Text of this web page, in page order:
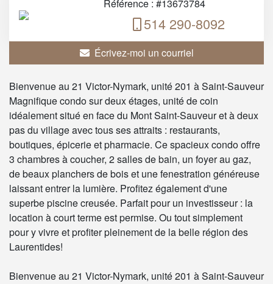
Référence : #13673784
514 290-8092
Écrivez-moi un courriel
Bienvenue au 21 Victor-Nymark, unité 201 à Saint-Sauveur
Magnifique condo sur deux étages, unité de coin
idéalement situé en face du Mont Saint-Sauveur et à deux
pas du village avec tous ses attraits : restaurants,
boutiques, épicerie et pharmacie. Ce spacieux condo offre
3 chambres à coucher, 2 salles de bain, un foyer au gaz,
de beaux planchers de bois et une fenestration généreuse
laissant entrer la lumière. Profitez également d'une
superbe piscine creusée. Parfait pour un investisseur : la
location à court terme est permise. Ou tout simplement
pour y vivre et profiter pleinement de la belle région des
Laurentides!
Bienvenue au 21 Victor-Nymark, unité 201 à Saint-Sauveur